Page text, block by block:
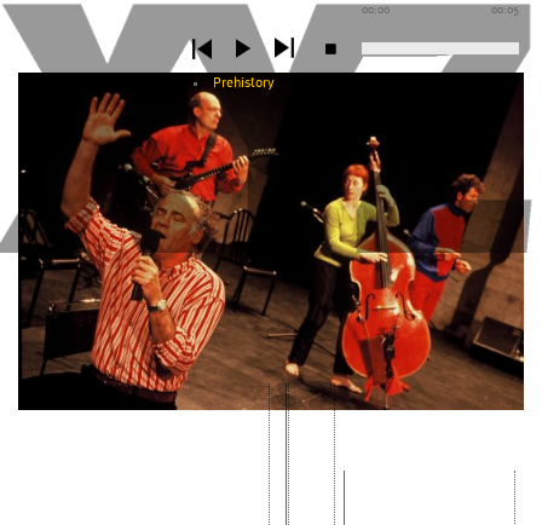
00:00 00:05
Prehistory